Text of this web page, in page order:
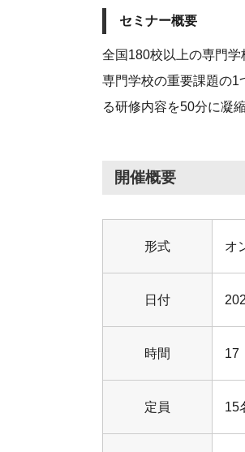
セミナー概要
全国180校以上の専門学
専門学校の重要課題の1
る研修内容を50分に凝
開催概要
形式 オ
日付
時間 17
定員 15